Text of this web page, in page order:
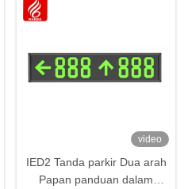
video
IED2 Tanda parkir Dua arah
Papan panduan dalam